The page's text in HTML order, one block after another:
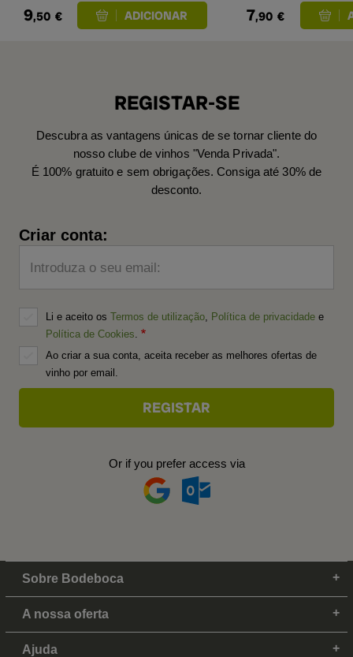
9,50 € 7,90 €
REGISTAR-SE
Descubra as vantagens únicas de se tornar cliente do
nosso clube de vinhos "Venda Privada".
É 100% gratuito e sem obrigações. Consiga até 30% de
desconto.
Criar conta:
Introduza o seu email:
Li e aceito os Termos de utilização Política de privacidade e
Política de Cookies
Ao criar a sua conta, aceita receber as melhores ofertas de
vinho por email.
Or if you prefer access via
Sobre Bodeboca
A nossa oferta
Ajuda